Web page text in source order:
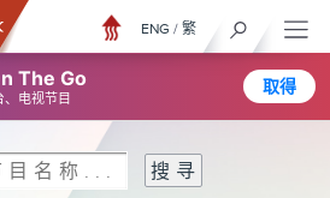
The Go
电视节目
取得
ENG / 繁